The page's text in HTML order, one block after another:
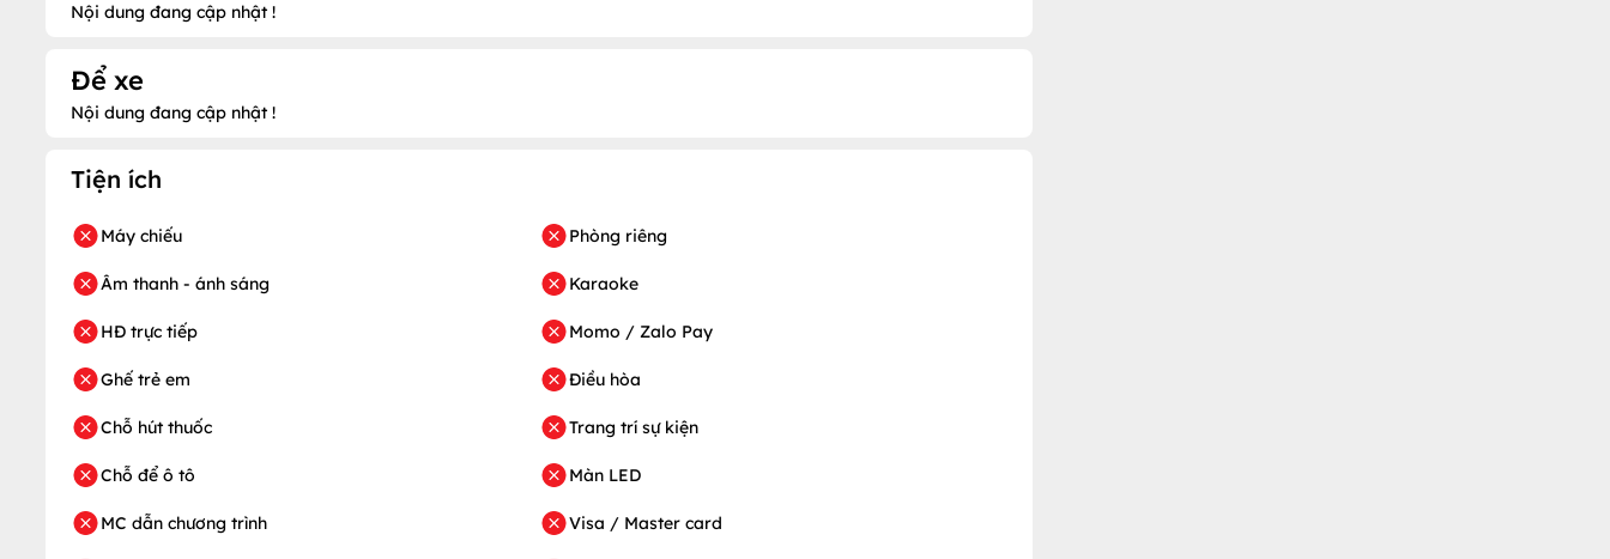
Nội dung đang cập nhật !
Để xe
Nội dung đang cập nhật !
Tiện ích
Máy chiếu
Âm thanh - ánh sáng
HĐ trực tiếp
Ghế trẻ em
Chỗ hút thuốc
Chỗ để ô tô
MC dẫn chương trình
Phòng riêng
Karaoke
Momo / Zalo Pay
Điều hòa
Trang trí sự kiện
Màn LED
Visa / Master card